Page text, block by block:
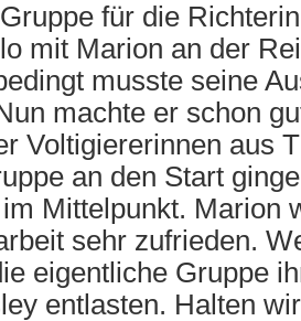
für die
mit Marion an der
musste seine
machte er schon
Voltigiererinnen aus
an den Start
Mittelpunkt. Marion
sehr zufrieden.
eigentliche Gruppe
entlasten. Halten